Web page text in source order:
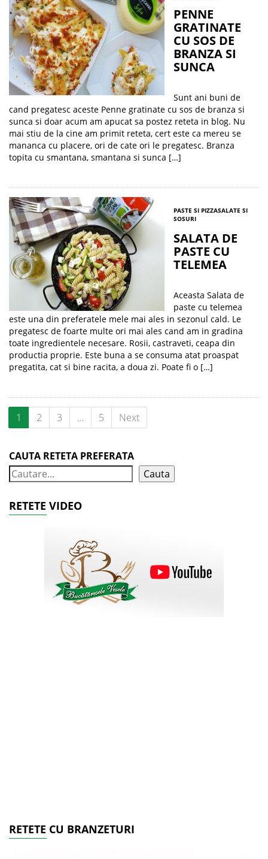
PENNE
GRATINATE
CU SOS DE
BRANZA SI
SUNCA
Sunt ani buni de
cand pregatesc aceste Penne gratinate cu sos de branza si
sunca si doar acum am apucat sa postez reteta in blog. Nu
mai stiu de la cine am primit reteta, cert este ca mereu se
mananca cu placere, ori de cate ori le pregatesc. Branza
topita cu smantana, smantana si sunca […]
PASTE SI PIZZASALATE SI
SOSURI
SALATA DE
PASTE CU
TELEMEA
Aceasta Salata de
paste cu telemea
este una din preferatele mele mai ales in sezonul cald. Le
pregatesc de foarte multe ori mai ales cand am in gradina
toate ingredientele necesare. Rosii, castraveti, ceapa din
productia proprie. Este buna a se consuma atat proaspat
pregatita, cat si bine racita, a doua zi. Poate fi o […]
1 2 3 … 5 Next
CAUTA RETETA PREFERATA
Cauta
RETETE VIDEO
RETETE CU BRANZETURI